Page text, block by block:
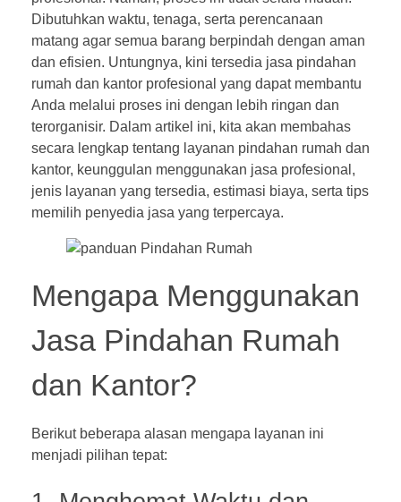
Dibutuhkan waktu, tenaga, serta perencanaan
matang agar semua barang berpindah dengan aman
dan efisien. Untungnya, kini tersedia jasa pindahan
rumah dan kantor profesional yang dapat membantu
Anda melalui proses ini dengan lebih ringan dan
terorganisir. Dalam artikel ini, kita akan membahas
secara lengkap tentang layanan pindahan rumah dan
kantor, keunggulan menggunakan jasa profesional,
jenis layanan yang tersedia, estimasi biaya, serta tips
memilih penyedia jasa yang terpercaya.
Mengapa Menggunakan
Jasa Pindahan Rumah
dan Kantor?
Berikut beberapa alasan mengapa layanan ini
menjadi pilihan tepat: